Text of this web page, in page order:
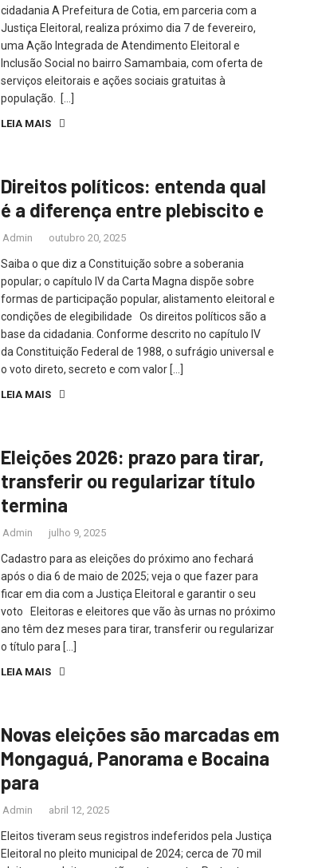
cidadania A Prefeitura de Cotia, em parceria com a
Justiça Eleitoral, realiza próximo dia 7 de fevereiro,
uma Ação Integrada de Atendimento Eleitoral e
Inclusão Social no bairro Samambaia, com oferta de
serviços eleitorais e ações sociais gratuitas à
população. […]
LEIA MAIS
Direitos políticos: entenda qual
é a diferença entre plebiscito e
Admin outubro 20, 2025
Saiba o que diz a Constituição sobre a soberania
popular; o capítulo IV da Carta Magna dispõe sobre
formas de participação popular, alistamento eleitoral e
condições de elegibilidade Os direitos políticos são a
base da cidadania. Conforme descrito no capítulo IV
da Constituição Federal de 1988, o sufrágio universal e
o voto direto, secreto e com valor […]
LEIA MAIS
Eleições 2026: prazo para tirar,
transferir ou regularizar título
termina
Admin julho 9, 2025
Cadastro para as eleições do próximo ano fechará
após o dia 6 de maio de 2025; veja o que fazer para
ficar em dia com a Justiça Eleitoral e garantir o seu
voto Eleitoras e eleitores que vão às urnas no próximo
ano têm dez meses para tirar, transferir ou regularizar
o título para […]
LEIA MAIS
Novas eleições são marcadas em
Mongaguá, Panorama e Bocaina
para
Admin abril 12, 2025
Eleitos tiveram seus registros indeferidos pela Justiça
Eleitoral no pleito municipal de 2024; cerca de 70 mil